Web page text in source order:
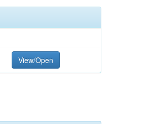
View/Open